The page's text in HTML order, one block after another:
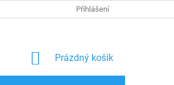
Přihlášení
NÁKUPNÍ
Prázdný košík